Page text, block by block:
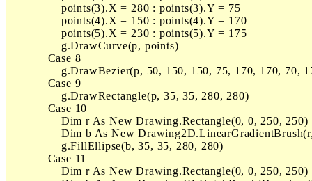
                points(3).X = 280 : points(3).Y = 75
                points(4).X = 150 : points(4).Y = 170
                points(5).X = 230 : points(5).Y = 175
                g.DrawCurve(p, points)
            Case 8
g.DrawBezier(p, 50, 150, 150, 75, 170, 170, 70,
            Case 9
                g.DrawRectangle(p, 35, 35, 280, 280)
            Case 10
                Dim r As New Drawing.Rectangle(0, 0, 250, 250)
Dim b As New
                g.FillEllipse(b, 35, 35, 280, 280)
            Case 11
                Dim r As New Drawing.Rectangle(0, 0, 250, 250)